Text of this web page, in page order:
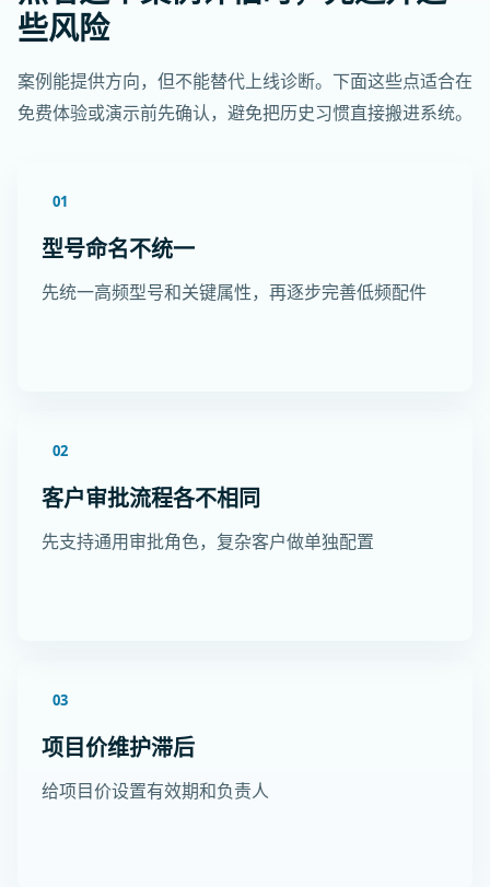
些风险
案例能提供方向，但不能替代上线诊断。下面这些点适合在
免费体验或演示前先确认，避免把历史习惯直接搬进系统。
01
型号命名不统一
先统一高频型号和关键属性，再逐步完善低频配件
02
客户审批流程各不相同
先支持通用审批角色，复杂客户做单独配置
03
项目价维护滞后
给项目价设置有效期和负责人